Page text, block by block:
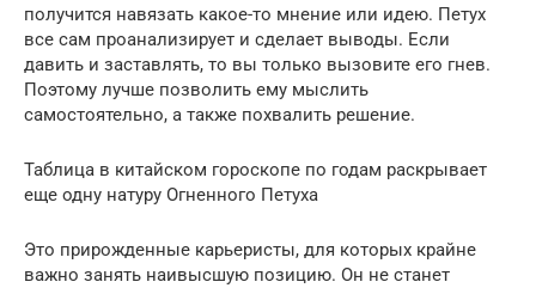
получится навязать какое-то мнение или идею. Петух
все сам проанализирует и сделает выводы. Если
давить и заставлять, то вы только вызовите его гнев.
Поэтому лучше позволить ему мыслить
самостоятельно, а также похвалить решение.
Таблица в китайском гороскопе по годам раскрывает
еще одну натуру Огненного Петуха
Это прирожденные карьеристы, для которых крайне
важно занять наивысшую позицию. Он не станет